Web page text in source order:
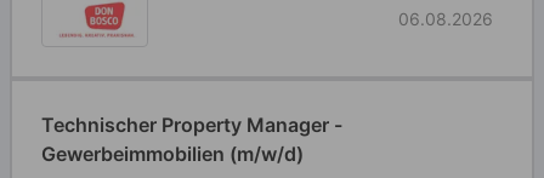
06.08.2026
Technischer Property Manager -
Gewerbeimmobilien (m/w/d)